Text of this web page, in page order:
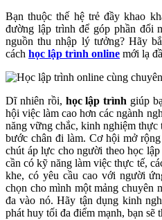
Bạn thuộc thế hệ trẻ đầy khao
đường lập trình để góp phần đổi
nguồn thu nhập lý tưởng? Hãy
cách học lập trình online mới lạ
Dĩ nhiên rồi, học lập trình giúp
hội việc làm cao hơn các ngành
năng vững chắc, kinh nghiệm thực
bước chân đi làm. Cơ hội mở
chút áp lực cho người theo học
cần có kỹ năng làm việc thực tế,
khe, có yêu cầu cao với người
chọn cho mình một mảng chuyên
đa vào nó. Hãy tận dụng kinh
phát huy tối đa điểm mạnh, bạn sẽ